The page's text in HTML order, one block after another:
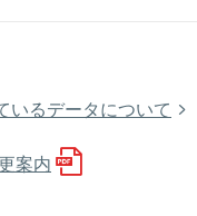
いるデータについて
案内